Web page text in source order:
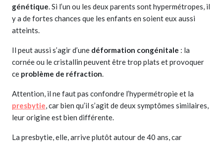
génétique. Si l’un ou les deux parents sont hypermétropes, il
y a de fortes chances que les enfants en soient eux aussi
atteints.
Il peut aussi s’agir d’une déformation congénitale : la
cornée ou le cristallin peuvent être trop plats et provoquer
ce problème de réfraction.
Attention, il ne faut pas confondre l’hypermétropie et la
presbytie, car bien qu’il s’agit de deux symptômes similaires,
leur origine est bien différente.
La presbytie, elle, arrive plutôt autour de 40 ans, car